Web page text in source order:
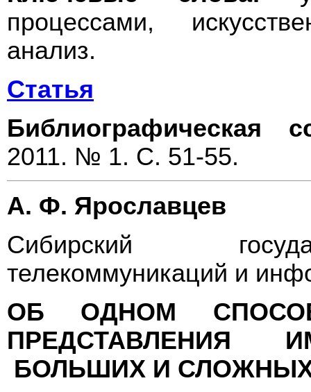
процессами,
анализ.
Статья
Библиографическая
2011. № 1. С. 51-55.
А. Ф. Ярославцев
Сибирский
телекоммуникаций и
ОБ ОДНОМ
ПРЕДСТАВЛЕНИЯ
БОЛЬШИХ И